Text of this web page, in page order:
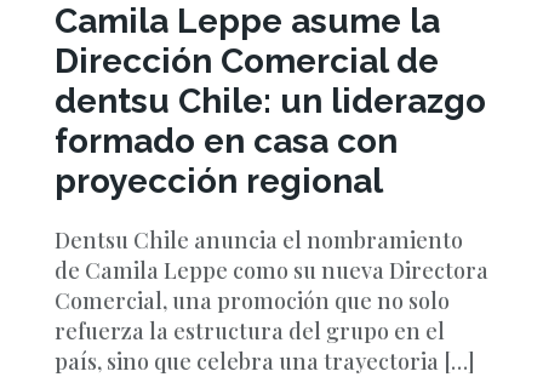
Camila Leppe asume la
Dirección Comercial de
dentsu Chile: un liderazgo
formado en casa con
proyección regional
Dentsu Chile anuncia el nombramiento
de Camila Leppe como su nueva Directora
Comercial, una promoción que no solo
refuerza la estructura del grupo en el
país, sino que celebra una trayectoria […]